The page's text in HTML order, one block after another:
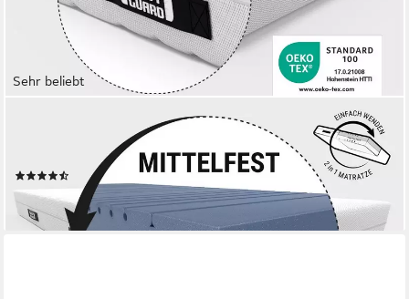
Sehr beliebt
Kaltschaummatratze BODYGUARD Anti-Kartell-Matratze, 18.5
cm hoch, atmungsaktiver HyBreeze® Funktionsbezug
(239)
ab 199,00 €
lieferbar - in 5-6 Werktagen bei dir